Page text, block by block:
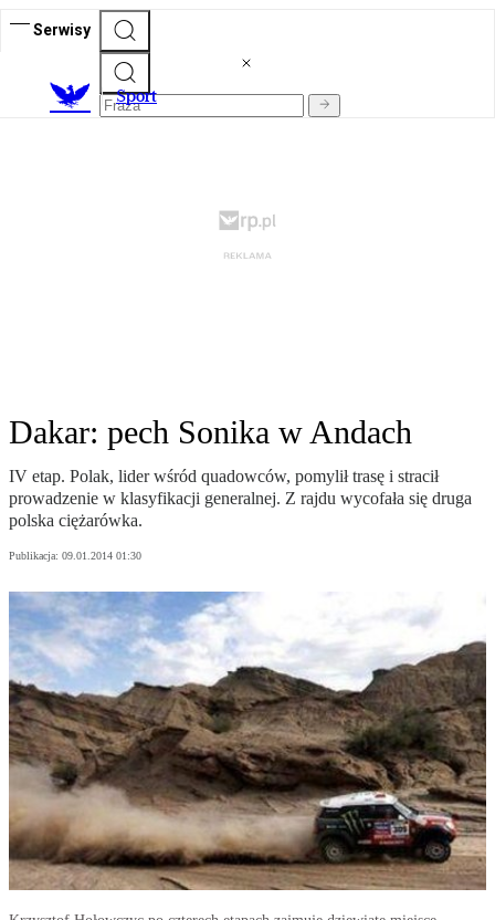
Serwisy
Sport
Dakar: pech Sonika w Andach
IV etap. Polak, lider wśród quadowców, pomylił trasę i stracił
prowadzenie w klasyfikacji generalnej. Z rajdu wycofała się druga
polska ciężarówka.
Publikacja: 09.01.2014 01:30